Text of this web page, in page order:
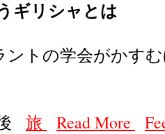
ギリシャとは
ントの学会がかす
旅 Read More